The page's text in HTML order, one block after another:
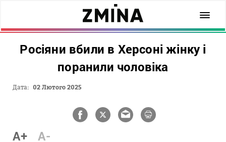
Росіяни вбили в Херсоні жінку і
поранили чоловіка
Дата: 02 Лютого 2025
A+ A-